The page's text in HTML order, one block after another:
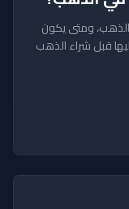
ومتى يكون
إليها قبل شراء الذهب